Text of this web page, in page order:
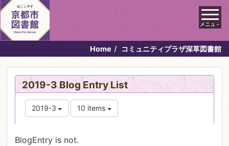
メニュ－
Home コミュニティプラザ深草図書館
2019-3 Blog Entry List
2019-3 10 items
BlogEntry is not.